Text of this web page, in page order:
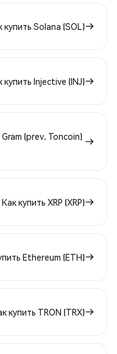
купить Solana (SOL)
купить Injective (INJ)
Gram (prev. Toncoin)
Как купить XRP (XRP)
Ethereum (ETH)
купить TRON (TRX)